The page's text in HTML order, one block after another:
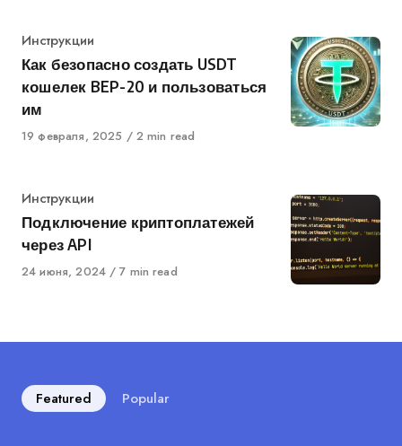
Category
Инструкции
Как безопасно создать USDT
кошелек BEP-20 и пользоваться
им
Published
19 февраля, 2025 2 min read
Category
Инструкции
Подключение криптоплатежей
через API
Published
24 июня, 2024 7 min read
Featured Popular